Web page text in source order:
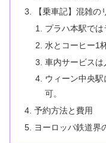
【乗車記】混雑
プラハ本駅で
水とコーヒー1
車内サービス
ウィーン中央
可。
予約方法と費用
ヨーロッパ鉄道界